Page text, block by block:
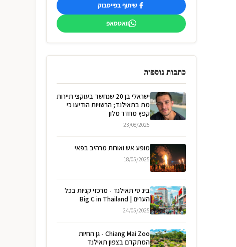
שיתוף בפייסבוק
וואטסאפ
כתבות נוספות
ישראלי בן 20 שנחשד בעוקצי תיירות
מת בתאילנד; הרשויות הודיעו כי
קפץ מחדר מלון
23/08/2025
מופע אש ואורות מרהיב בפאי
18/05/2025
ביג סי תאילנד - מרכזי קניות בכל
הערים | Big C in Thailand
24/05/2025
Chiang Mai Zoo - גן החיות
המתקדם בצפון תאילנד